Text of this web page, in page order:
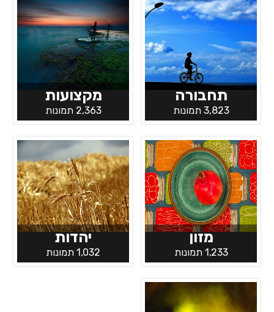
תחבורה
3,823 תמונות
מקצועות
2,363 תמונות
מזון
1,233 תמונות
יהדות
1,032 תמונות